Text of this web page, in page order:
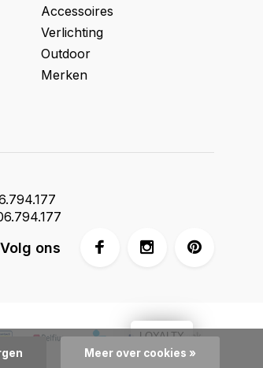
Accessoires
Verlichting
Outdoor
Merken
Volg ons
Meer over cookies »
LOYALTY